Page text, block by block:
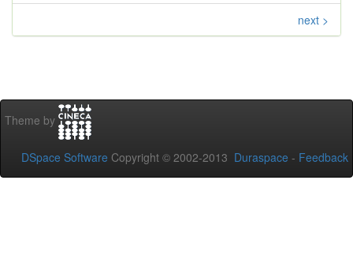
next >
Theme by
DSpace Software Copyright © 2002-2013 Duraspace - Feedback